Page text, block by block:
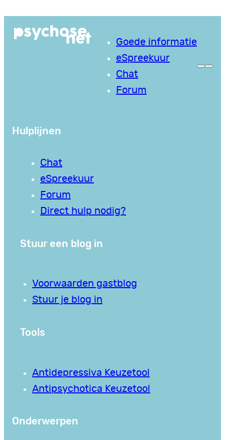
naar
Goede informatie
eSpreekuur
Chat
Forum
Hulplijnen
Chat
eSpreekuur
Forum
Direct hulp nodig?
Stuur een blog in
Voorwaarden gastblog
Stuur je blog in
Tools
Antidepressiva Keuzetool
Antipsychotica Keuzetool
Onderwerpen